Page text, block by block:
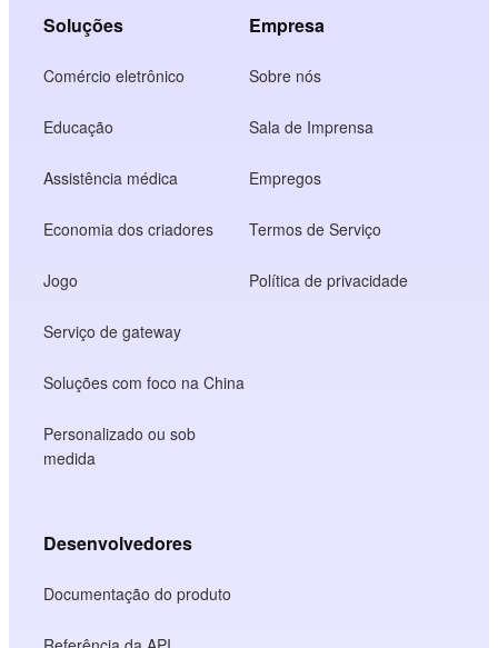
Soluções
Comércio eletrônico
Educação
Assistência médica
Economia dos criadores
Jogo
Serviço de gateway
Soluções com foco na China
Personalizado ou sob
medida
Empresa
Sobre nós
Sala de Imprensa
Empregos
Termos de Serviço
Política de privacidade
Desenvolvedores
Documentação do produto